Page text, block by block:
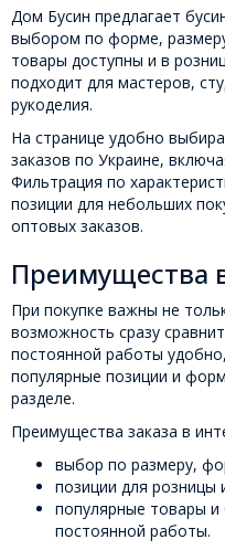
Дом Бусин предлагает
выбором по форме,
товары доступны и в
подходит для мастеров,
рукоделия.
На странице удобно
заказов по Украине,
Фильтрация по
позиции для небольших
оптовых заказов.
Преимущества
При покупке важны не
возможность сразу
постоянной работы
популярные позиции и
разделе.
Преимущества заказа в
выбор по размеру,
позиции для розницы
популярные товары
постоянной работы.